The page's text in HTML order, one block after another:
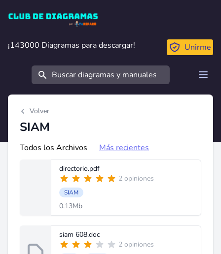
Club de Diagramas
¡143000 Diagramas para descargar!
¡143000 Diagramas para descargar! Unirme
Buscar
Volver
SIAM
Todos los Archivos Más recientes
directorio.pdf
2 opiniones
SIAM
0.13Mb
siam 608.doc
2 opiniones